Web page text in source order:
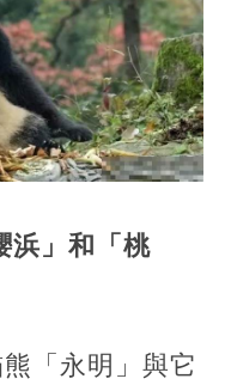
浜」和「桃
「永明」與它